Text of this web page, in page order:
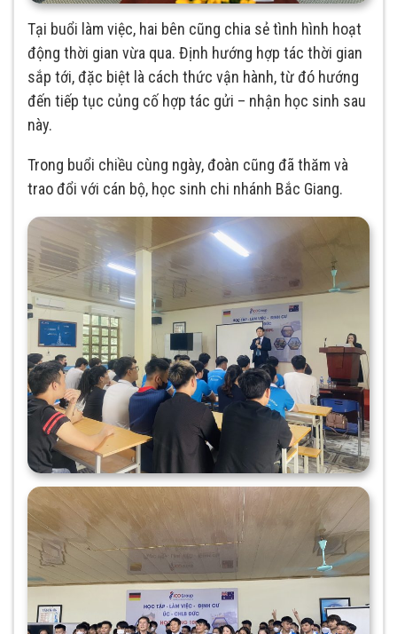
Tại buổi làm việc, hai bên cũng chia sẻ tình hình hoạt
động thời gian vừa qua. Định hướng hợp tác thời gian
sắp tới, đặc biệt là cách thức vận hành, từ đó hướng
đến tiếp tục củng cố hợp tác gửi – nhận học sinh sau
này.
Trong buổi chiều cùng ngày, đoàn cũng đã thăm và
trao đổi với cán bộ, học sinh chi nhánh Bắc Giang.